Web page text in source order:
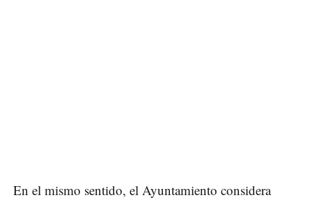
En el mismo sentido, el Ayuntamiento considera